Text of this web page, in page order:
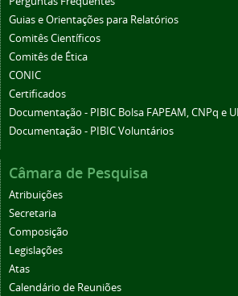
Guias e Orientações para Relatórios
Comitês Científicos
Comitês de Ética
CONIC
Certificados
Documentação - PIBIC Bolsa FAPEAM, CNPq e
Documentação - PIBIC Voluntários
Câmara de Pesquisa
Atribuições
Secretaria
Composição
Legislações
Atas
Calendário de Reuniões